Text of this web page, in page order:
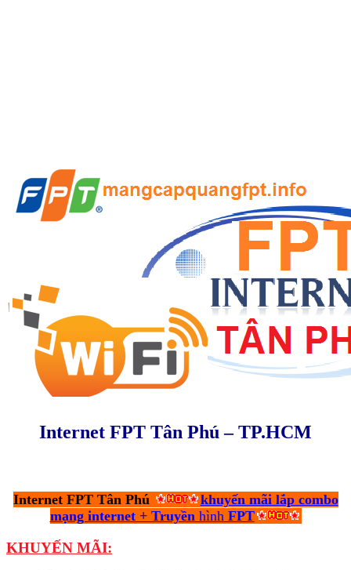
Internet FPT Tân Phú –TP.HCM
Internet FPT Tân Phú
khuyến mãi lắp combo
mạng internet + Truyền hình FPT
KHUYẾN MÃI: